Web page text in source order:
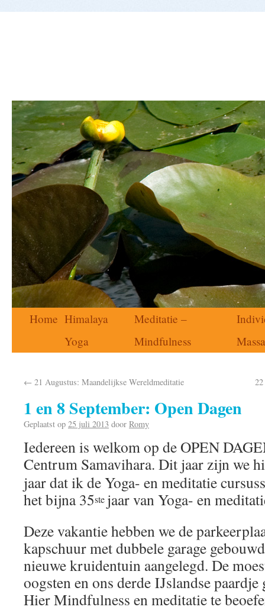
Home Himalaya
Yoga
Meditatie –
Mindfulness
← 21 Augustus: Maandelijkse Wereldmeditatie
1 en 8 September: Open Dagen
Geplaatst op 25 juli 2013 door Romy
Iedereen is welkom op de OPEN
Centrum Samavihara. Dit jaar zijn we
jaar dat ik de Yoga- en meditatie
het bijna 35ste jaar van Yoga- en
Deze vakantie hebben we de
kapschuur met dubbele garage
nieuwe kruidentuin aangelegd. De
oogsten en ons derde IJslandse
Hier Mindfulness en meditatie te